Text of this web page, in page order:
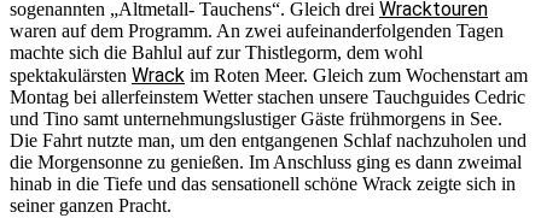
sogenannten „Altmetall- Tauchens“. Gleich drei Wracktouren
waren auf dem Programm. An zwei aufeinanderfolgenden Tagen
machte sich die Bahlul auf zur Thistlegorm, dem wohl
spektakulärsten Wrack im Roten Meer. Gleich zum Wochenstart am
Montag bei allerfeinstem Wetter stachen unsere Tauchguides Cedric
und Tino samt unternehmungslustiger Gäste frühmorgens in See.
Die Fahrt nutzte man, um den entgangenen Schlaf nachzuholen und
die Morgensonne zu genießen. Im Anschluss ging es dann zweimal
hinab in die Tiefe und das sensationell schöne Wrack zeigte sich in
seiner ganzen Pracht.